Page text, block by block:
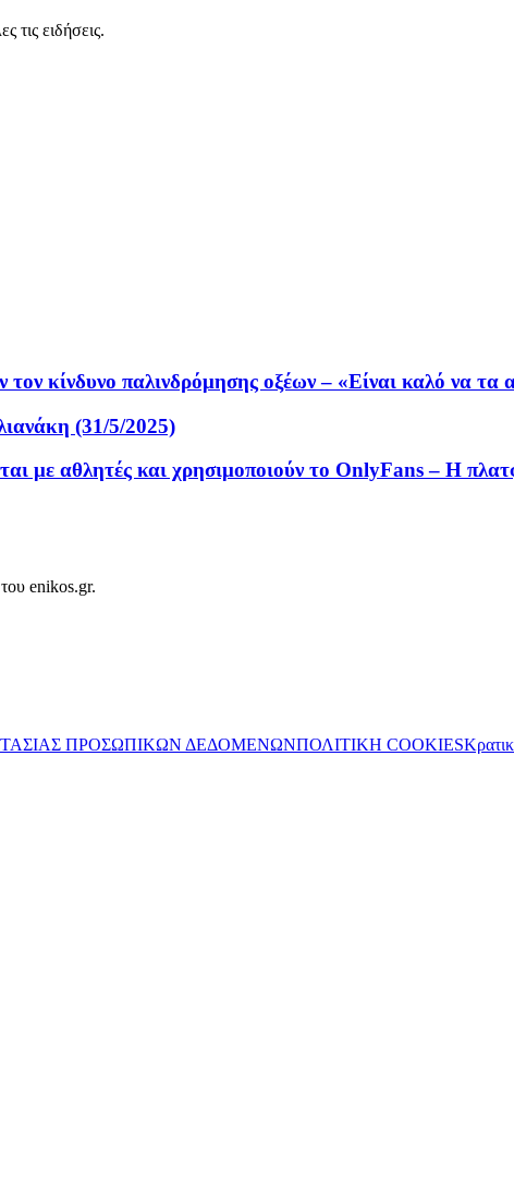
τις ειδήσεις.
κίνδυνο παλινδρόμησης οξέων – «Είναι καλό να τα
(31/5/2025)
με αθλητές και χρησιμοποιούν το OnlyFans – Η
enikos.gr.
ΠΡΟΣΩΠΙΚΩΝ ΔΕΔΟΜΕΝΩΝΠΟΛΙΤΙΚΗ COOKIES